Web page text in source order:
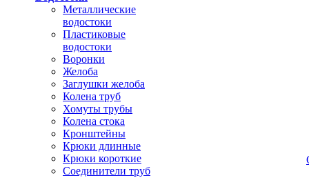
Металлические
водостоки
Пластиковые
водостоки
Воронки
Желоба
Заглушки желоба
Колена труб
Хомуты трубы
Колена стока
Кронштейны
Крюки длинные
Крюки короткие
Соединители труб